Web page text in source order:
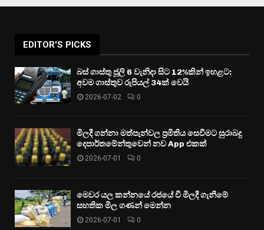
EDITOR'S PICKS
බස් ගාස්තු ජූලි 6 වැනිදා සිට 12%කින් ඉහළට:
අවම ගාස්තුව රුපියල් 34ක් වෙයි
2026-07-02 0
මිලදී ගන්නා මත්පැන්වල ප්‍රමිතිය සෙවීමට සුරාබදු
දෙපාර්තමේන්තුවෙන් නව App එකක්
2026-07-01 0
මෙවර යල කන්නයේ රජයේ වී මිලදී ගැනීමේ
සහතික මිල ගණන් මෙන්න
2026-07-01 0